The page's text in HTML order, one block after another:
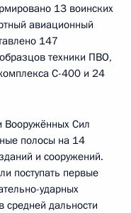
13 воинских
авиационный
147
техники ПВО,
С-400 и 24
Вооружённых Сил
полосы на 14
и сооружений.
поступать первые
ударных
средней дальности